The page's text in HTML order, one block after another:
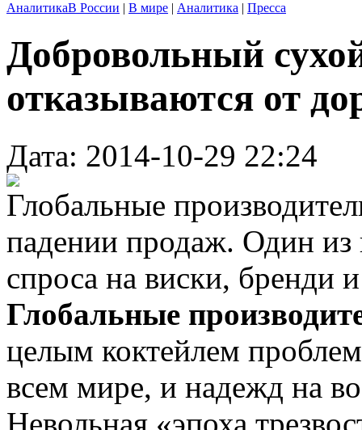
АналитикаВ России | В мире | Аналитика | Пресса
Добровольный
отказываются от
Дата: 2014-10-29 22:24
Глобальные
падении продаж. Один
спроса на виски, бренди
Глобальные
целым коктейлем
всем мире, и надежд на
Невольная «эпоха